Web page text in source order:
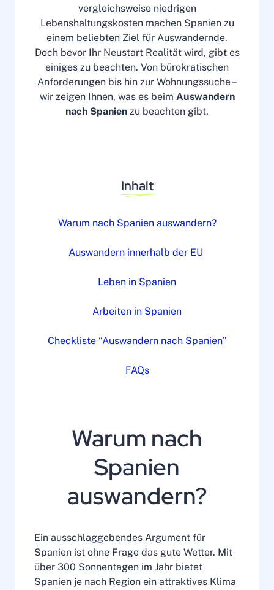
vergleichsweise niedrigen
Lebenshaltungskosten machen Spanien zu
einem beliebten Ziel für Auswandernde.
Doch bevor Ihr Neustart Realität wird, gibt es
einiges zu beachten. Von bürokratischen
Anforderungen bis hin zur Wohnungssuche –
wir zeigen Ihnen, was es beim Auswandern
nach Spanien zu beachten gibt.
Inhalt
Warum nach Spanien auswandern?
Auswandern innerhalb der EU
Leben in Spanien
Arbeiten in Spanien
Checkliste “Auswandern nach Spanien”
FAQs
Warum nach
Spanien
auswandern?
Ein ausschlaggebendes Argument für
Spanien ist ohne Frage das gute Wetter. Mit
über 300 Sonnentagen im Jahr bietet
Spanien je nach Region ein attraktives Klima